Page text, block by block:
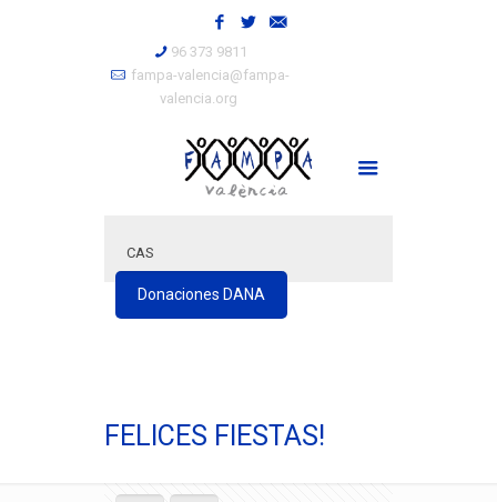
96 373 9811
fampa-valencia@fampa-
valencia.org
CAS
Donaciones DANA
FELICES FIESTAS!